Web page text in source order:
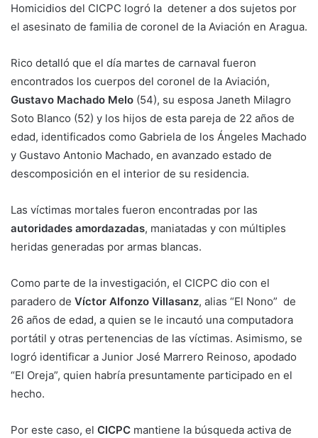
Homicidios del CICPC logró la detener a dos sujetos por
el asesinato de familia de coronel de la Aviación en Aragua.
Rico detalló que el día martes de carnaval fueron
encontrados los cuerpos del coronel de la Aviación,
Gustavo Machado Melo (54), su esposa Janeth Milagro
Soto Blanco (52) y los hijos de esta pareja de 22 años de
edad, identificados como Gabriela de los Ángeles Machado
y Gustavo Antonio Machado, en avanzado estado de
descomposición en el interior de su residencia.
Las víctimas mortales fueron encontradas por las
autoridades amordazadas, maniatadas y con múltiples
heridas generadas por armas blancas.
Como parte de la investigación, el CICPC dio con el
paradero de Víctor Alfonzo Villasanz, alias “El Nono” de
26 años de edad, a quien se le incautó una computadora
portátil y otras pertenencias de las víctimas. Asimismo, se
logró identificar a Junior José Marrero Reinoso, apodado
“El Oreja”, quien habría presuntamente participado en el
hecho.
Por este caso, el CICPC mantiene la búsqueda activa de